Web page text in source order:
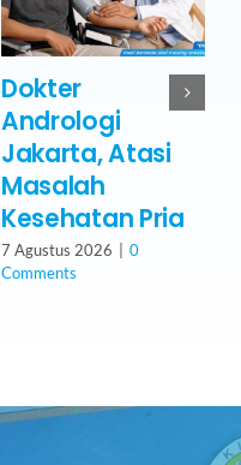
Dokter
Andrologi
Jakarta, Atasi
Masalah
Kesehatan Pria
7 Agustus 2026
0
Comments